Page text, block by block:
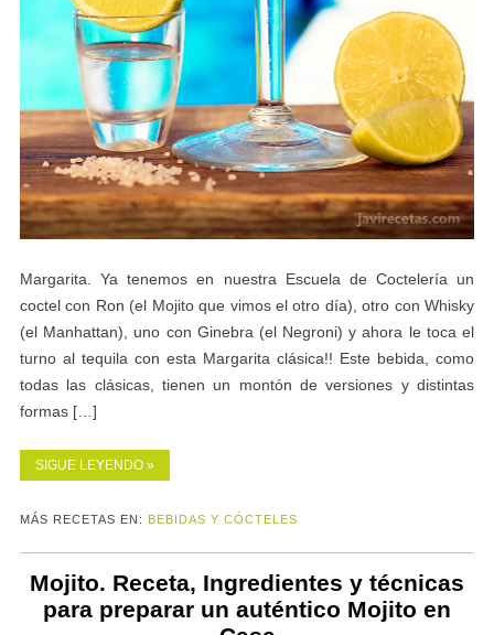
Margarita. Ya tenemos en nuestra Escuela de Coctelería un
coctel con Ron (el Mojito que vimos el otro día), otro con Whisky
(el Manhattan), uno con Ginebra (el Negroni) y ahora le toca el
turno al tequila con esta Margarita clásica!! Este bebida, como
todas las clásicas, tienen un montón de versiones y distintas
formas […]
SIGUE LEYENDO »
MÁS RECETAS EN: BEBIDAS Y CÓCTELES
Mojito. Receta, Ingredientes y técnicas
para preparar un auténtico Mojito en